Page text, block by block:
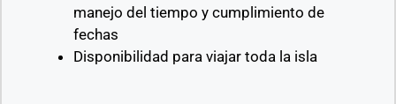
manejo del tiempo y cumplimiento de
fechas
Disponibilidad para viajar toda la isla